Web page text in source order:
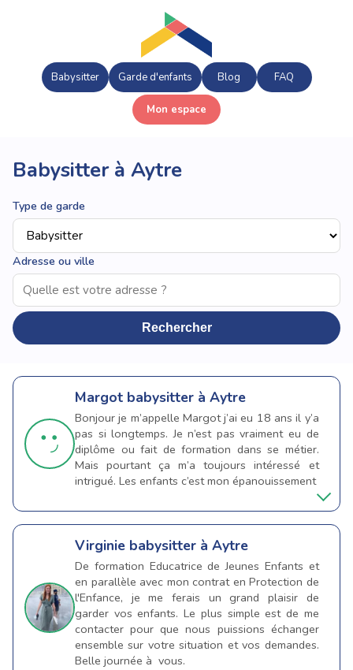
Babysitter Garde d'enfants Blog FAQ
Mon espace
Babysitter à Aytre
Type de garde
Adresse ou ville
Rechercher
Margot babysitter à Aytre
Bonjour je m’appelle Margot j’ai eu 18 ans il y’a
pas si longtemps. Je n’est pas vraiment eu de
diplôme ou fait de formation dans se métier.
Mais pourtant ça m’a toujours intéressé et
intrigué. Les enfants c’est mon épanouissement
Virginie babysitter à Aytre
De formation Educatrice de Jeunes Enfants et
en parallèle avec mon contrat en Protection de
l'Enfance, je me ferais un grand plaisir de
garder vos enfants. Le plus simple est de me
contacter pour que nous puissions échanger
ensemble sur votre situation et vos demandes.
Belle journée à vous.